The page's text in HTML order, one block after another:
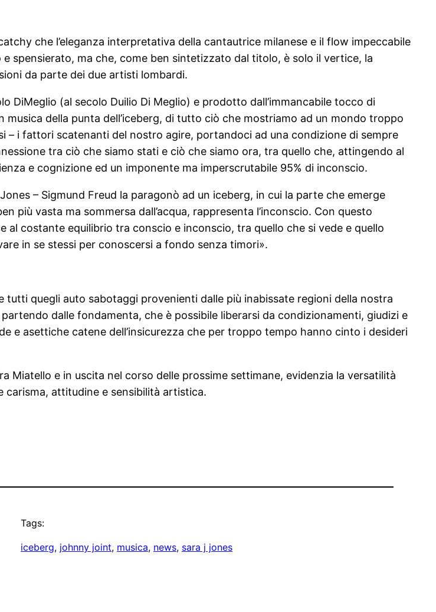
che l’eleganza interpretativa della cantautrice milanese e il flow impeccabile
spensierato, ma che, come ben sintetizzato dal titolo, è solo il vertice, la
da parte dei due artisti lombardi.
DiMeglio (al secolo Duilio Di Meglio) e prodotto dall’immancabile tocco di
musica della punta dell’iceberg, di tutto ciò che mostriamo ad un mondo troppo
– i fattori scatenanti del nostro agire, portandoci ad una condizione di sempre
tra ciò che siamo stati e ciò che siamo ora, tra quello che, attingendo al
e cognizione ed un imponente ma imperscrutabile 95% di inconscio.
– Sigmund Freud la paragonò ad un iceberg, in cui la parte che emerge
più vasta ma sommersa dall’acqua, rappresenta l’inconscio. Con questo
costante equilibrio tra conscio e inconscio, tra quello che si vede e quello
in se stessi per conoscersi a fondo senza timori».
quegli auto sabotaggi provenienti dalle più inabissate regioni della nostra
dalle fondamenta, che è possibile liberarsi da condizionamenti, giudizi e
e asettiche catene dell’insicurezza che per troppo tempo hanno cinto i desideri
Miatello e in uscita nel corso delle prossime settimane, evidenzia la versatilità
attitudine e sensibilità artistica.
Tags:
iceberg, johnny joint, musica, news, sara j jones